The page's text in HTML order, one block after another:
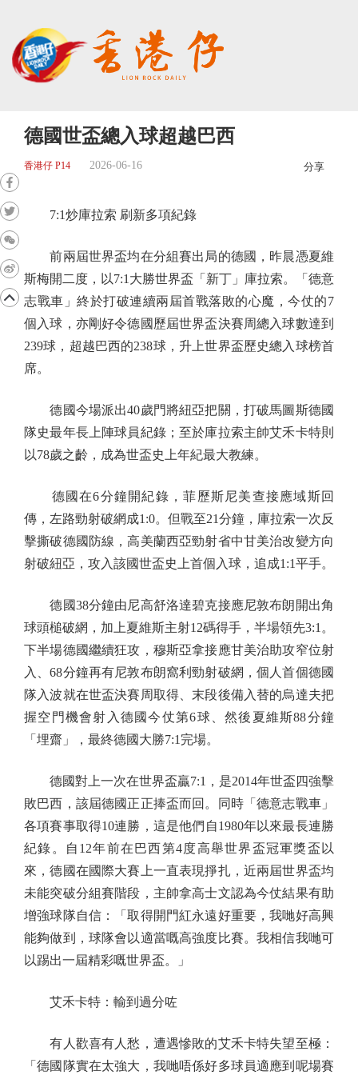
德國世盃總入球超越巴西
香港仔 P14 2026-06-16 分享
7:1炒庫拉索 刷新多項紀錄
前兩屆世界盃均在分組賽出局的德國，昨晨憑夏維
斯梅開二度，以7:1大勝世界盃「新丁」庫拉索。「德意
志戰車」終於打破連續兩屆首戰落敗的心魔，今仗的7
個入球，亦剛好令德國歷屆世界盃決賽周總入球數達到
239球，超越巴西的238球，升上世界盃歷史總入球榜首
席。
德國今場派出40歲門將紐亞把關，打破馬圖斯德國
隊史最年長上陣球員紀錄；至於庫拉索主帥艾禾卡特則
以78歲之齡，成為世盃史上年紀最大教練。
德國在6分鐘開紀錄，菲歷斯尼美查接應域斯回
傳，左路勁射破網成1:0。但戰至21分鐘，庫拉索一次反
擊撕破德國防線，高美蘭西亞勁射省中甘美治改變方向
射破紐亞，攻入該國世盃史上首個入球，追成1:1平手。
德國38分鐘由尼高舒洛達碧克接應尼敦布朗開出角
球頭槌破網，加上夏維斯主射12碼得手，半場領先3:1。
下半場德國繼續狂攻，穆斯亞拿接應甘美治助攻窄位射
入、68分鐘再有尼敦布朗窩利勁射破網，個人首個德國
隊入波就在世盃決賽周取得、末段後備入替的烏達夫把
握空門機會射入德國今仗第6球、然後夏維斯88分鐘
「埋齋」，最終德國大勝7:1完場。
德國對上一次在世界盃贏7:1，是2014年世盃四強擊
敗巴西，該屆德國正正捧盃而回。同時「德意志戰車」
各項賽事取得10連勝，這是他們自1980年以來最長連勝
紀錄。自12年前在巴西第4度高舉世界盃冠軍獎盃以
來，德國在國際大賽上一直表現掙扎，近兩屆世界盃均
未能突破分組賽階段，主帥拿高士文認為今仗結果有助
增強球隊自信：「取得開門紅永遠好重要，我哋好高興
能夠做到，球隊會以適當嘅高強度比賽。我相信我哋可
以踢出一屆精彩嘅世界盃。」
艾禾卡特：輸到過分咗
有人歡喜有人愁，遭遇慘敗的艾禾卡特失望至極：
「德國隊實在太強大，我哋唔係好多球員適應到呢場賽